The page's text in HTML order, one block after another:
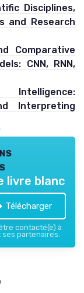
Disciplines,
and Research
Comparative
CNN, RNN,
Interpreting
livre blanc
Télécharger
contacté(e) à
partenaires.